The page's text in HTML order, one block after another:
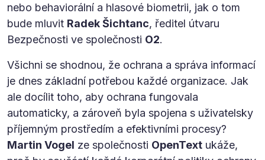
nebo behaviorální a hlasové biometrii, jak o tom
bude mluvit Radek Šichtanc, ředitel útvaru
Bezpečnosti ve společnosti O2.
Všichni se shodnou, že ochrana a správa informací
je dnes základní potřebou každé organizace. Jak
ale docílit toho, aby ochrana fungovala
automaticky, a zároveň byla spojena s uživatelsky
příjemným prostředím a efektivními procesy?
Martin Vogel ze společnosti OpenText ukáže,